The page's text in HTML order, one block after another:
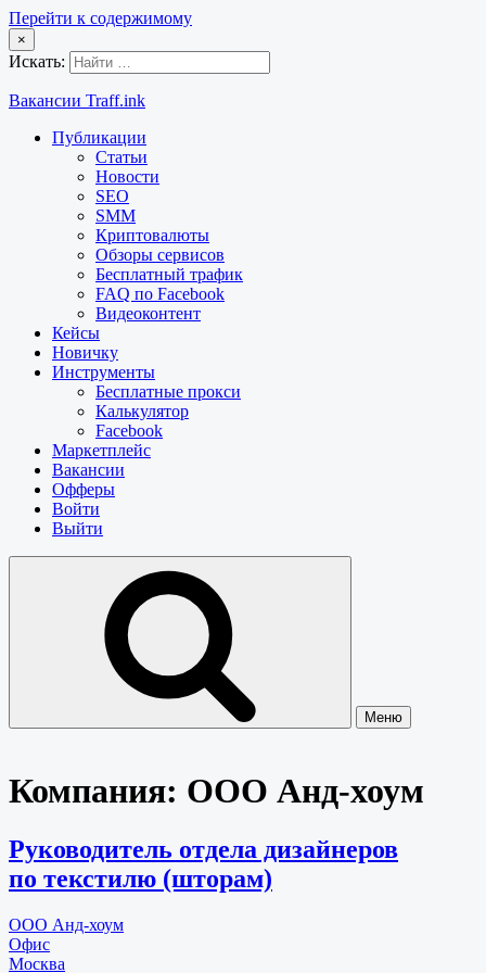
Перейти к содержимому
×
Искать:
Вакансии Traff.ink
Публикации
Статьи
Новости
SEO
SMM
Криптовалюты
Обзоры сервисов
Бесплатный трафик
FAQ по Facebook
Видеоконтент
Кейсы
Новичку
Инструменты
Бесплатные прокси
Калькулятор
Facebook
Маркетплейс
Вакансии
Офферы
Войти
Выйти
Меню
Компания: ООО Анд-хоум
Руководитель отдела дизайнеров
по текстилю (шторам)
ООО Анд-хоум
Офис
Москва